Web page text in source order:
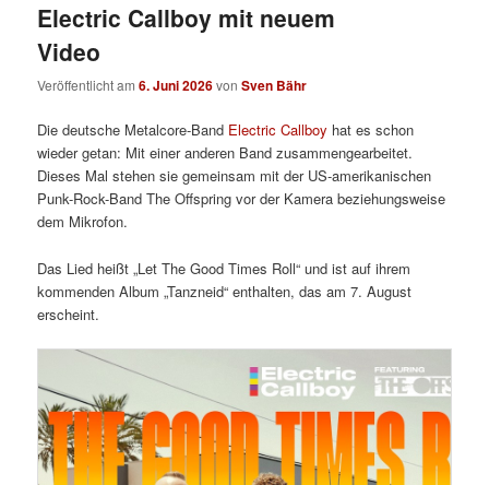
Electric Callboy mit neuem
Video
Veröffentlicht am6. Juni 2026vonSven Bähr
Die deutsche Metalcore-Band Electric Callboy hat es schon
wieder getan: Mit einer anderen Band zusammengearbeitet.
Dieses Mal stehen sie gemeinsam mit der US-amerikanischen
Punk-Rock-Band The Offspring vor der Kamera beziehungsweise
dem Mikrofon.
Das Lied heißt „Let The Good Times Roll“ und ist auf ihrem
kommenden Album „Tanzneid“ enthalten, das am 7. August
erscheint.